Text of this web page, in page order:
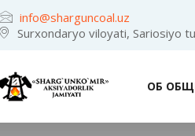
info@sharguncoal.uz
Surxondaryo viloyati, Sariosiyo
ОБ